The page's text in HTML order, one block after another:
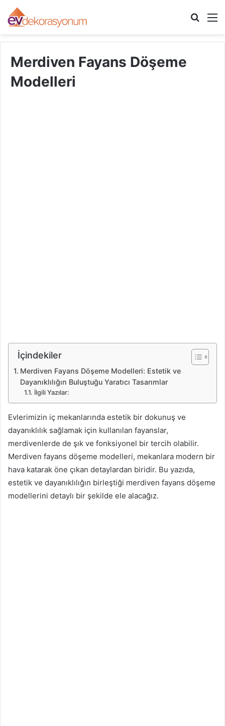
Arama
Merdiven Fayans Döşeme
Modelleri
İçindekiler
Merdiven Fayans Döşeme Modelleri: Estetik ve
Dayanıklılığın Buluştuğu Yaratıcı Tasarımlar
İlgili Yazılar:
Evlerimizin iç mekanlarında estetik bir dokunuş ve
dayanıklılık sağlamak için kullanılan fayanslar,
merdivenlerde de şık ve fonksiyonel bir tercih olabilir.
Merdiven fayans döşeme modelleri, mekanlara modern bir
hava katarak öne çıkan detaylardan biridir. Bu yazıda,
estetik ve dayanıklılığın birleştiği merdiven fayans döşeme
modellerini detaylı bir şekilde ele alacağız.